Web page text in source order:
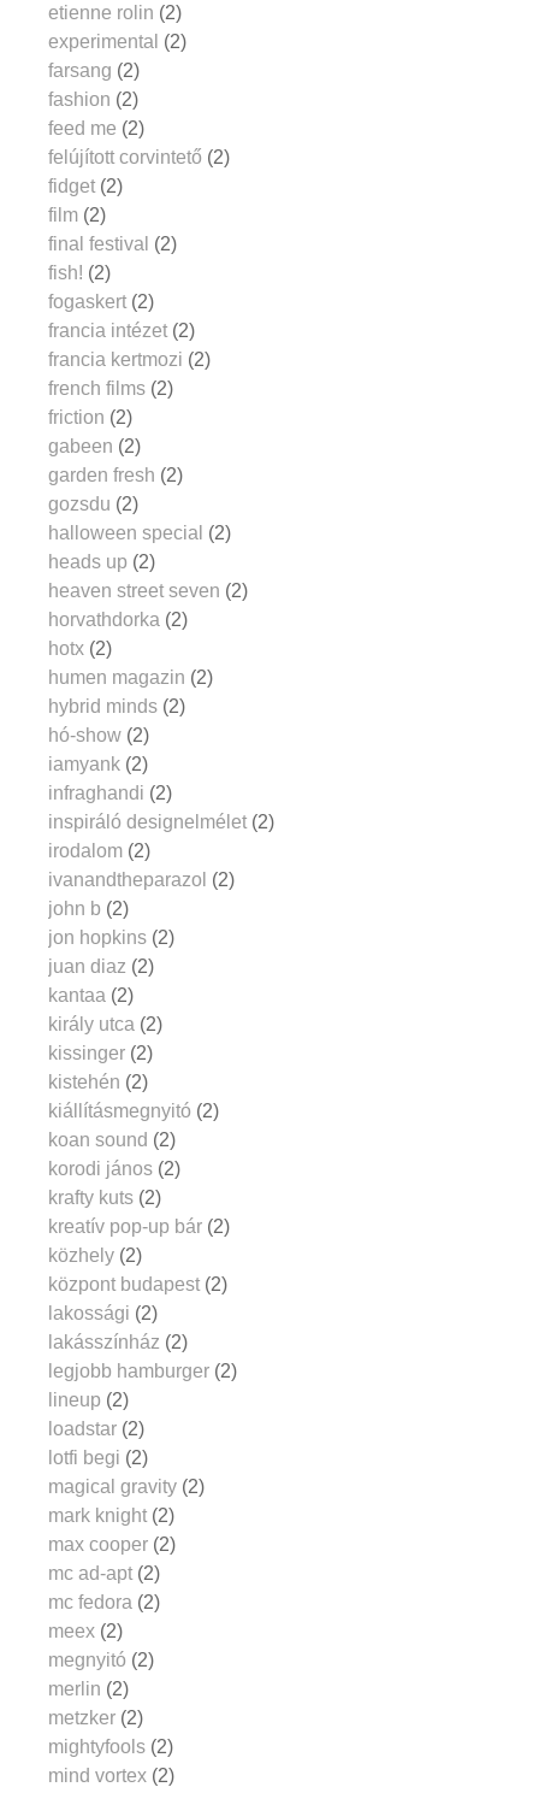
etienne rolin (2)
experimental (2)
farsang (2)
fashion (2)
feed me (2)
felújított corvintető (2)
fidget (2)
film (2)
final festival (2)
fish! (2)
fogaskert (2)
francia intézet (2)
francia kertmozi (2)
french films (2)
friction (2)
gabeen (2)
garden fresh (2)
gozsdu (2)
halloween special (2)
heads up (2)
heaven street seven (2)
horvathdorka (2)
hotx (2)
humen magazin (2)
hybrid minds (2)
hó-show (2)
iamyank (2)
infraghandi (2)
inspiráló designelmélet (2)
irodalom (2)
ivanandtheparazol (2)
john b (2)
jon hopkins (2)
juan diaz (2)
kantaa (2)
király utca (2)
kissinger (2)
kistehén (2)
kiállításmegnyitó (2)
koan sound (2)
korodi jános (2)
krafty kuts (2)
kreatív pop-up bár (2)
közhely (2)
központ budapest (2)
lakossági (2)
lakásszínház (2)
legjobb hamburger (2)
lineup (2)
loadstar (2)
lotfi begi (2)
magical gravity (2)
mark knight (2)
max cooper (2)
mc ad-apt (2)
mc fedora (2)
meex (2)
megnyitó (2)
merlin (2)
metzker (2)
mightyfools (2)
mind vortex (2)